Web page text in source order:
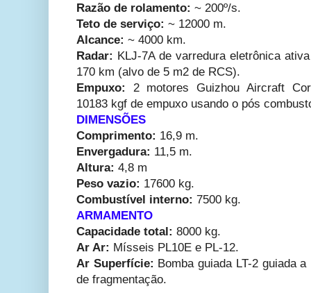
Razão de rolamento: ~ 200º/s.
Teto de serviço: ~ 12000 m.
Alcance: ~ 4000 km.
Radar: KLJ-7A de varredura eletrônica
170 km (alvo de 5 m2 de RCS).
Empuxo:
2 motores Guizhou Aircraft
10183 kgf de empuxo usando o pós
DIMENSÕES
Comprimento: 16,9 m.
Envergadura: 11,5 m.
Altura: 4,8 m
Peso vazio: 17600 kg.
Combustível interno: 7500 kg.
ARMAMENTO
Capacidade total: 8000 kg.
Ar Ar: Mísseis PL10E e PL-12.
Ar Superfície: Bomba guiada LT-2 guiada
de fragmentação.